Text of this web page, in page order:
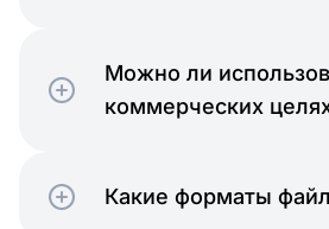
Можно ли
коммерческих
Какие форматы